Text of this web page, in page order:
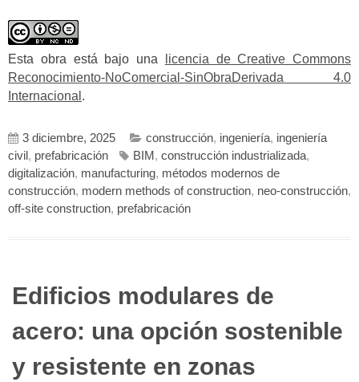
Esta obra está bajo una
licencia de Creative Commons
Reconocimiento-NoComercial-SinObraDerivada 4.0
Internacional .
3 diciembre, 2025 construcción, ingeniería, ingeniería
civil , prefabricación BIM , construcción industrializada,
digitalización, manufacturing, métodos modernos de
construcción, modern methods of construction, neo-construcción,
off-site construction, prefabricación
Edificios modulares de
acero: una opción sostenible
y resistente en zonas